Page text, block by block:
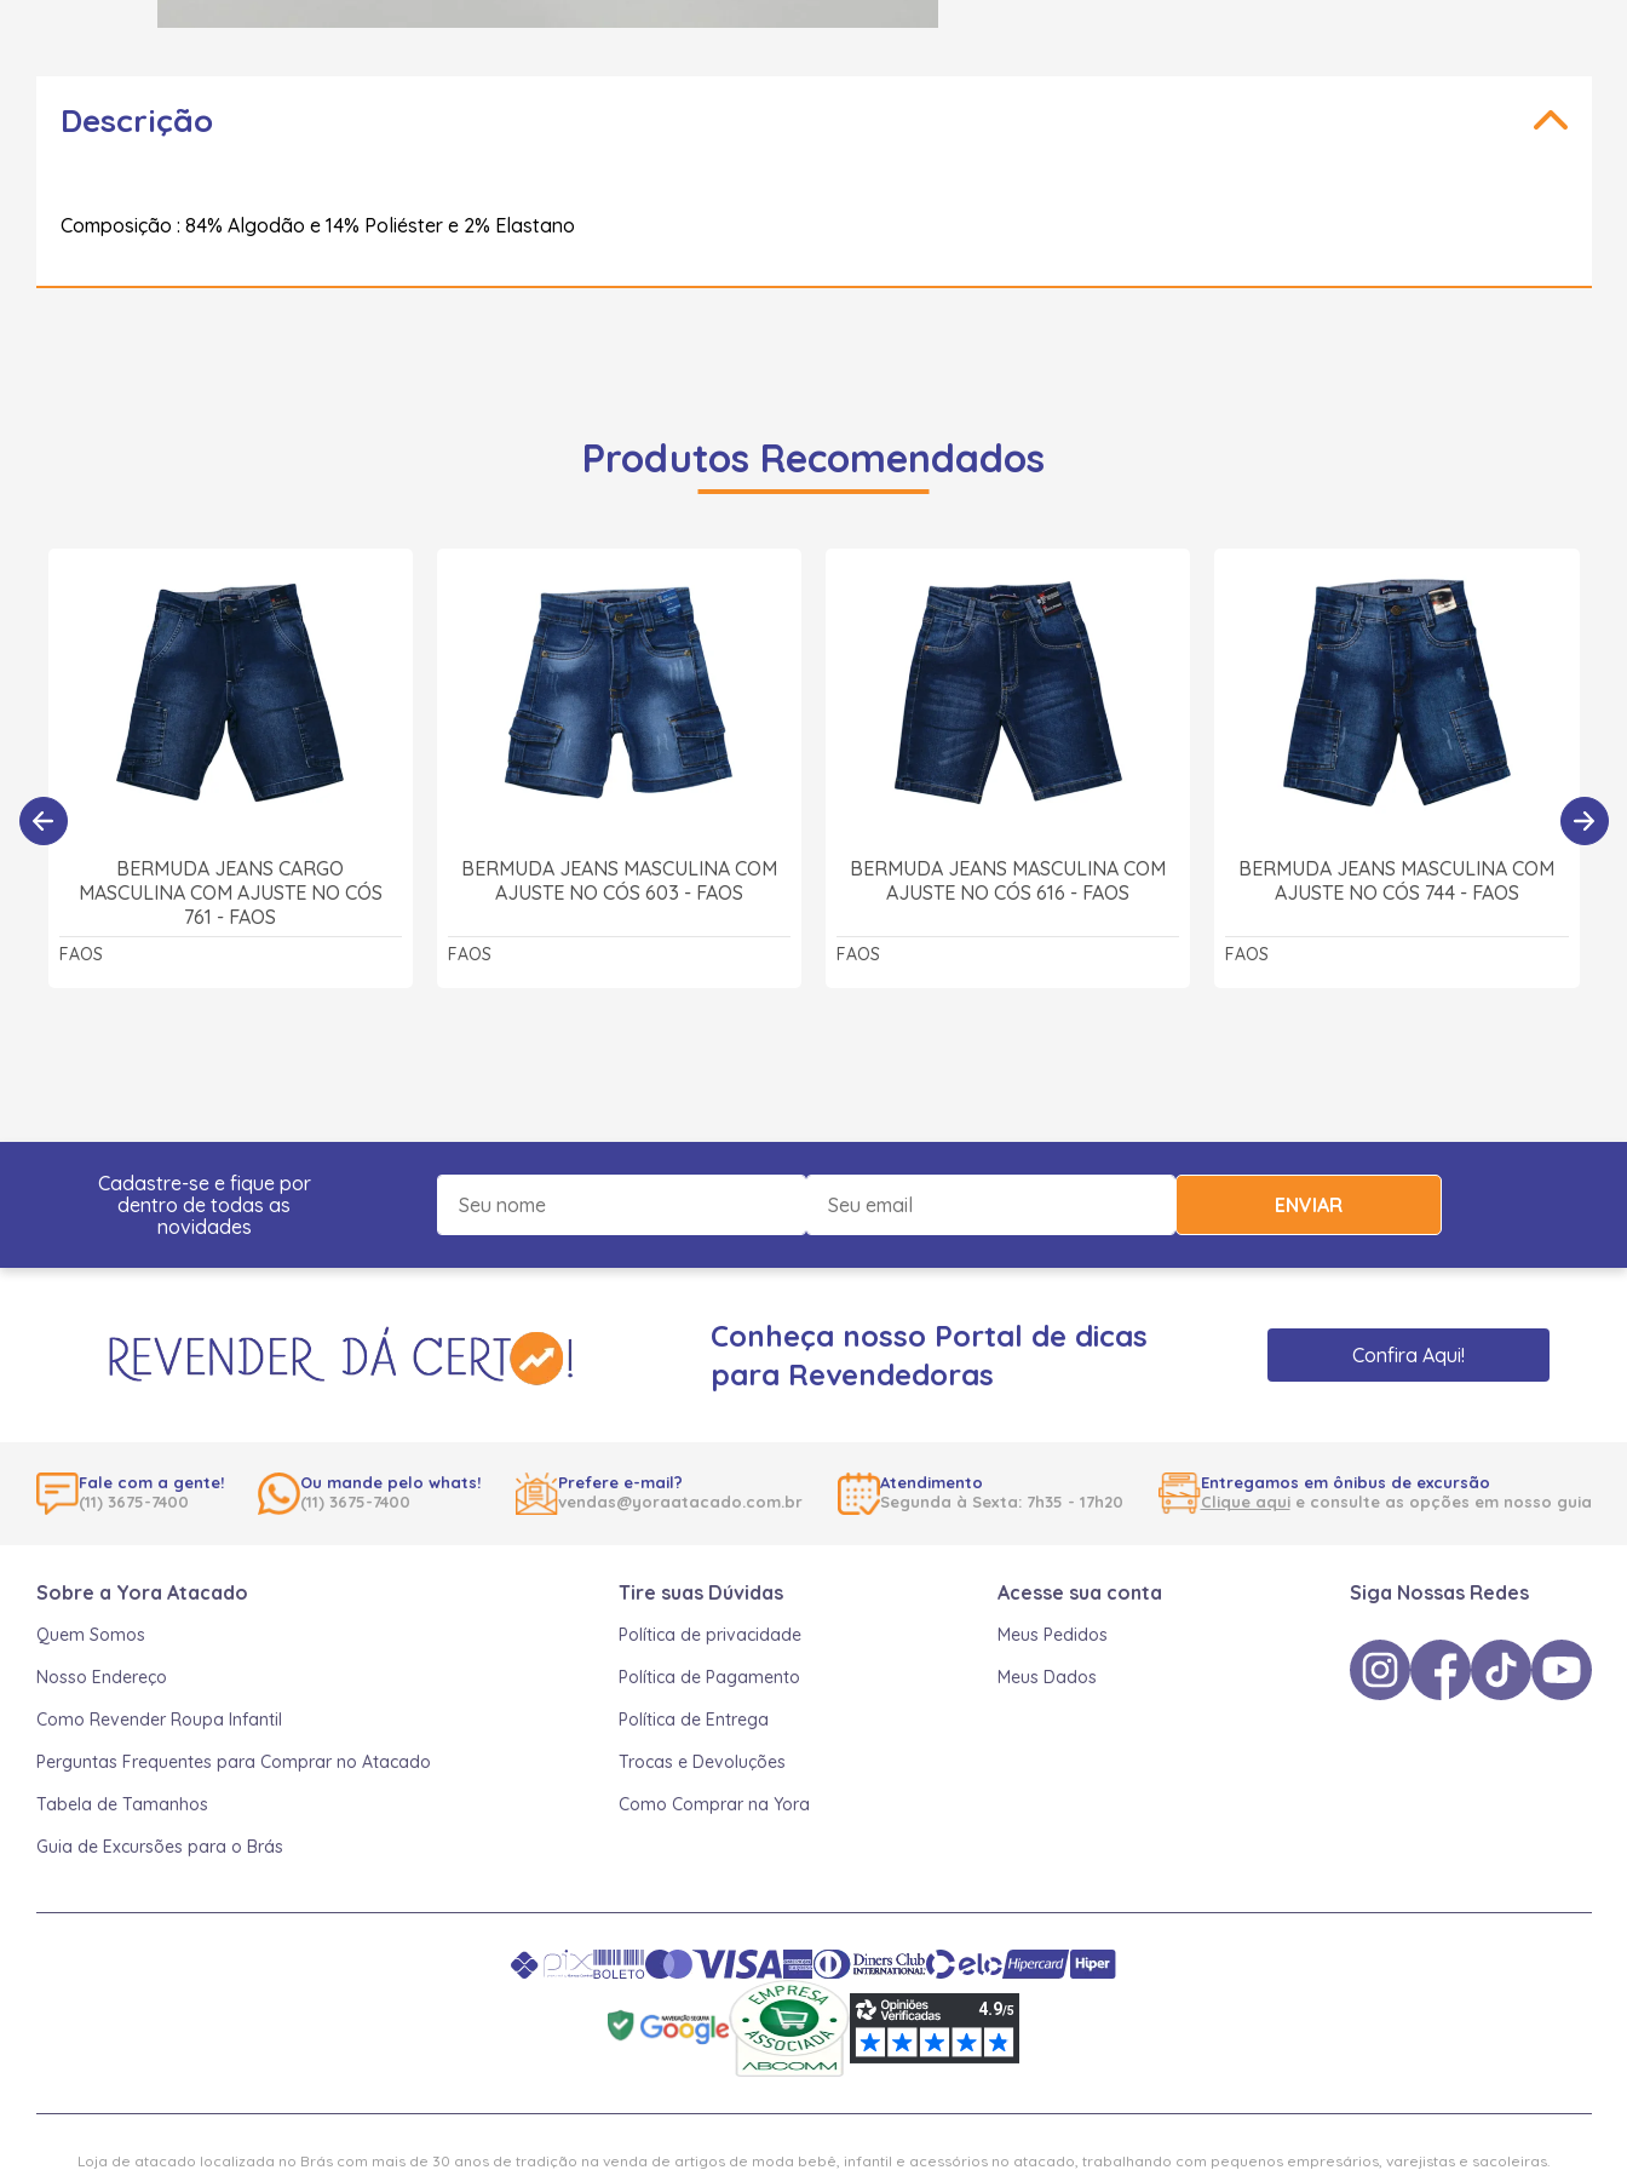
Descrição
Composição : 84% Algodão e 14% Poliéster e 2% Elastano
Produtos Recomendados
BERMUDA JEANS CARGO
MASCULINA COM AJUSTE NO CÓS
761 - FAOS
FAOS
BERMUDA JEANS MASCULINA COM
AJUSTE NO CÓS 603 - FAOS
FAOS
BERMUDA JEANS MASCULINA COM
AJUSTE NO CÓS 616 - FAOS
FAOS
BERMUDA JEANS MASCULINA COM
AJUSTE NO CÓS 744 - FAOS
FAOS
Cadastre-se e fique por
dentro de todas as
novidades
ENVIAR
Conheça nosso Portal de dicas
para Revendedoras
Confira Aqui!
Fale com a gente!
(11) 3675-7400
Ou mande pelo whats!
(11) 3675-7400
Prefere e-mail?
vendas@yoraatacado.com.br
Atendimento
Segunda à Sexta: 7h35 - 17h20
Entregamos em ônibus de excursão
Clique aquie consulte as opções em nosso guia
Sobre a Yora Atacado
Quem Somos
Nosso Endereço
Como Revender Roupa Infantil
Perguntas Frequentes para Comprar no Atacado
Tabela de Tamanhos
Guia de Excursões para o Brás
Tire suas Dúvidas
Política de privacidade
Política de Pagamento
Política de Entrega
Trocas e Devoluções
Como Comprar na Yora
Acesse sua conta
Meus Pedidos
Meus Dados
Siga Nossas Redes
Loja de atacado localizada no Brás com mais de 30 anos de tradição na venda de artigos de moda bebê, infantil e acessórios no atacado, trabalhando com pequenos empresários, varejistas e sacoleiras.